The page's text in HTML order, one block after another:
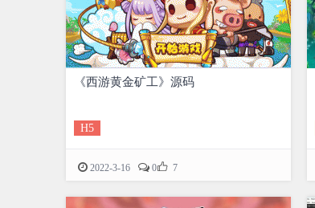
《西游黄金矿工》源码
H5
2022-3-16 0 7